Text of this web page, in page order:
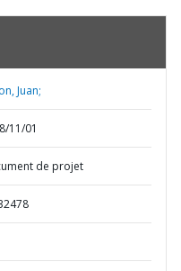
Juan;
11/01
de projet